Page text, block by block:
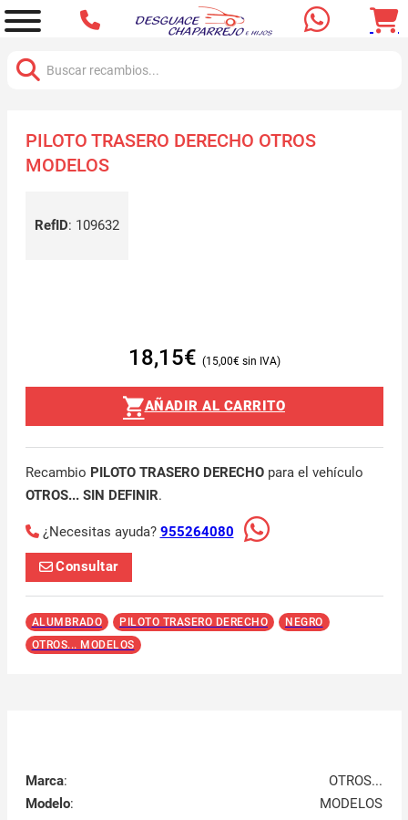
PILOTO TRASERO DERECHO OTROS
MODELOS
RefID: 109632
18,15€ 15,00€
AÑADIR AL CARRITO
Recambio PILOTO TRASERO DERECHOpara el vehículo
OTROS... SIN DEFINIR.
¿Necesitas ayuda? 955264080
Consultar
ALUMBRADO PILOTO TRASERO DERECHO
NEGRO
OTROS... MODELOS
Marca:
OTROS...
Modelo:
MODELOS